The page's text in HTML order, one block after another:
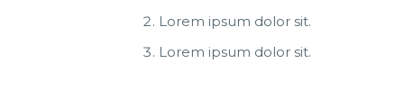
Lorem ipsum dolor sit.
Lorem ipsum dolor sit.